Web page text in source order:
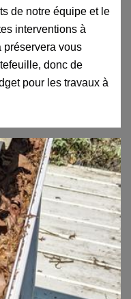
de notre équipe et le
interventions à
préservera vous
donc de
pour les travaux à